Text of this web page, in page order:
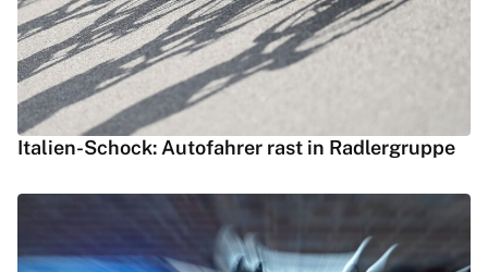
Italien-Schock: Autofahrer rast in Radlergruppe